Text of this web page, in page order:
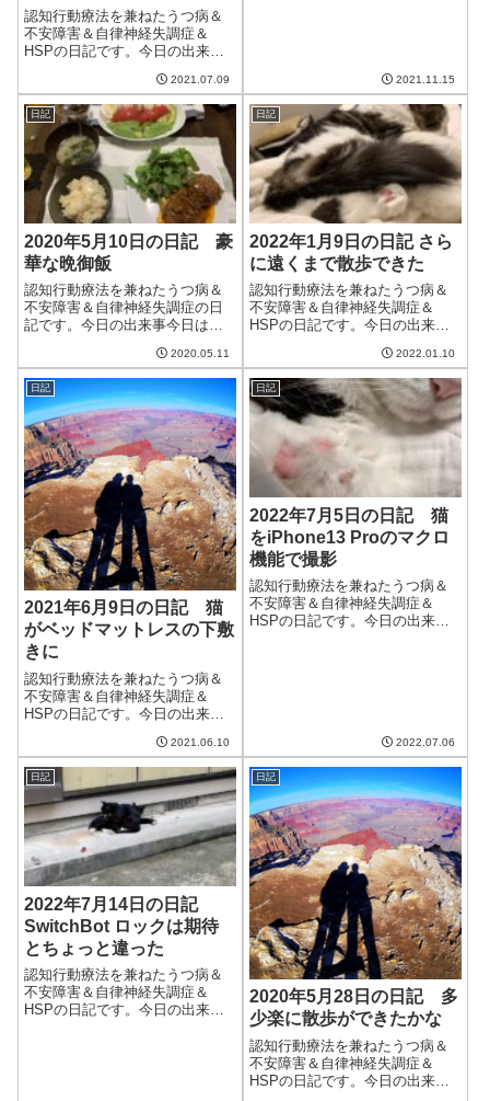
フロール」が処方された
認知行動療法を兼ねたうつ病＆
不安障害＆自律神経失調症＆
HSPの日記です。今日の出来事
家にいる日なので、久しぶりに
散歩できるかと思ったけど一日
中雨だった。しばらく外に出て
ないし、太陽の光を浴びていな
い気がする。天気...
2021.07.09 2021.11.15
日記
2020年5月10日の日記 豪
華な晩御飯
認知行動療法を兼ねたうつ病＆
不安障害＆自律神経失調症の日
記です。今日の出来事今日は日
時起き。ここのところ、寝ると
きはちょうどいい気温なのが、
途中で暑くなって汗をかいてお
き、布団をはねのけたら朝方に
寒くなって起き...
2020.05.11
日記
2022年1月9日の日記 さら
に遠くまで散歩できた
認知行動療法を兼ねたうつ病＆
不安障害＆自律神経失調症＆
HSPの日記です。今日の出来事
ぶりに気温が13度まで上がり、
日差しがあって風もなく、おだ
やかな一日だった。いつもこれ
くらいの寒さだと楽なのだけ
ど。雪マークだっ...
2022.01.10
日記
2021年6月9日の日記 猫
がベッドマットレスの下敷
きに
認知行動療法を兼ねたうつ病＆
不安障害＆自律神経失調症＆
HSPの日記です。今日の出来事
低く、気温は高くても過ごしや
すい日だった。庭のユリが最盛
期を迎えて非常に美しい。た
だ、風で倒れかけたものについ
ている花は、触れる...
2021.06.10
日記
2022年7月5日の日記 猫
をiPhone13 Proのマクロ
機能で撮影
認知行動療法を兼ねたうつ病＆
不安障害＆自律神経失調症＆
HSPの日記です。今日の出来事
2022.07.06
日記
2022年7月14日の日記
SwitchBot ロックは期待
とちょっと違った
認知行動療法を兼ねたうつ病＆
不安障害＆自律神経失調症＆
HSPの日記です。今日の出来事
日記
2020年5月28日の日記 多
少楽に散歩ができたかな
認知行動療法を兼ねたうつ病＆
不安障害＆自律神経失調症＆
HSPの日記です。今日の出来事